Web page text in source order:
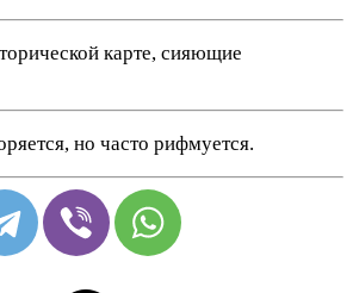
карте, сияющие
но часто рифмуется.